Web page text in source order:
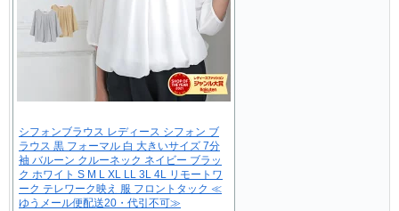
シフォンブラウス レディース シフォン ブ
ラウス 黒 フォーマル 白 大きいサイズ 7分
袖 バルーン クルーネック ネイビー ブラッ
ク ホワイト S M L XL LL 3L 4L リモートワ
ーク テレワーク映え 服 フロントタック ≪
ゆうメール便配送20・代引不可≫